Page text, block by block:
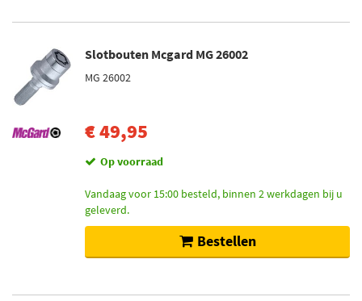
Slotbouten Mcgard MG 26002
MG 26002
€ 49,95
Op voorraad
Vandaag voor 15:00 besteld, binnen 2 werkdagen bij u
geleverd.
Bestellen